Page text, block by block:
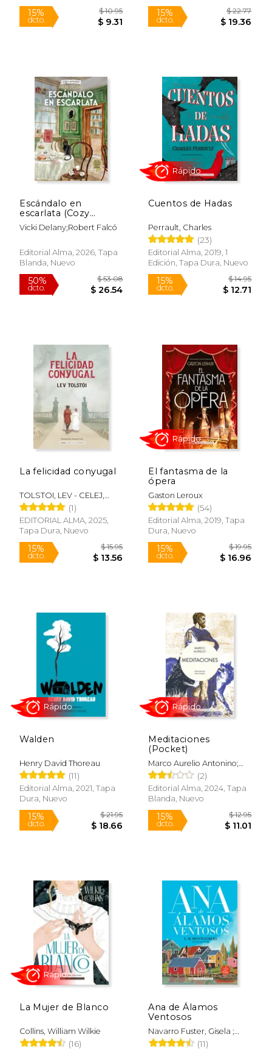
50%
dcto.
$ 48.96
$ 24.48
15%
dcto.
dcto.
Rápido
15%
dcto.
Escándalo en
escarlata (Cozy
Mystery)
Vicki Delany;Robert Falcó
Editorial Alma, 2026, Tapa
Blanda, Nuevo
50%
dcto. $ 26.54
Cuentos de Hadas
Perrault, Charles
(23)
Editorial Alma, 2019, 1
Edición, Tapa Dura, Nuevo
15%
dcto.
Rápido
La felicidad conyugal
TOLSTOI, LEV - CELEJ,
ZUZANNA
(1)
EDITORIAL ALMA, 2025,
Tapa Dura, Nuevo
15%
dcto. $ 13.56
El fantasma de la
ópera
Gaston Leroux
(54)
Editorial Alma, 2019, Tapa
Dura, Nuevo
15%
dcto.
Walden
Henry David Thoreau
(11)
Editorial Alma, 2021, Tapa
Dura, Nuevo
Meditaciones
(Pocket)
Marco Aurelio Antonino;
Marco Aurelio(2)
Editorial Alma, 2024, Tapa
Blanda, Nuevo
La Mujer de Blanco
Collins, William Wilkie
(16)
Ana de Álamos
Ventosos
Navarro Fuster, Gisela ;
Martínez Muñoz, Catalina ;
(11)